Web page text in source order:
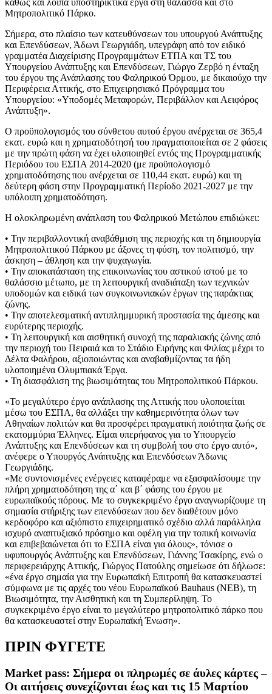
Μητροπολιτικό Πάρκο.
Σήμερα, στο πλαίσιο των κατευθύνσεων του υπουργού Ανάπτυξης
και Επενδύσεων, Άδωνι Γεωργιάδη, υπεγράφη από τον ειδικό
γραμματέα Διαχείρισης Προγραμμάτων ΕΤΠΑ και ΤΣ του
Υπουργείου Ανάπτυξης και Επενδύσεων, Γιώργο Ζερβό η ένταξη
του έργου της Ανάπλασης του Φαληρικού Όρμου, με δικαιούχο την
Περιφέρεια Αττικής, στο Επιχειρησιακό Πρόγραμμα του
Υπουργείου: «Υποδομές Μεταφορών, Περιβάλλον και Αειφόρος
Ανάπτυξη».
Ο προϋπολογισμός του σύνθετου αυτού έργου ανέρχεται σε 365,4
εκατ. ευρώ και η χρηματοδότησή του πραγματοποιείται σε 2 φάσεις
με την πρώτη φάση να έχει υλοποιηθεί εντός της Προγραμματικής
Περιόδου του ΕΣΠΑ 2014-2020 (με προϋπολογισμό
χρηματοδότησης που ανέρχεται σε 110,44 εκατ. ευρώ) και τη
δεύτερη φάση στην Προγραμματική Περίοδο 2021-2027 με την
υπόλοιπη χρηματοδότηση.
Η ολοκληρωμένη ανάπλαση του Φαληρικού Μετώπου επιδιώκει:
• Την περιβαλλοντική αναβάθμιση της περιοχής και τη δημιουργία
Μητροπολιτικού Πάρκου με άξονες τη φύση, τον πολιτισμό, την
άσκηση – άθληση και την ψυχαγωγία.
• Την αποκατάσταση της επικοινωνίας του αστικού ιστού με το
θαλάσσιο μέτωπο, με τη λειτουργική αναδιάταξη των τεχνικών
υποδομών και ειδικά των συγκοινωνιακών έργων της παράκτιας
ζώνης.
• Την αποτελεσματική αντιπλημμυρική προστασία της άμεσης και
ευρύτερης περιοχής.
• Τη λειτουργική και αισθητική συνοχή της παραλιακής ζώνης από
την περιοχή του Πειραιά και το Στάδιο Ειρήνης και Φιλίας μέχρι το
Δέλτα Φαλήρου, αξιοποιώντας και αναβαθμίζοντας τα ήδη
υλοποιημένα Ολυμπιακά Έργα.
• Τη διασφάλιση της βιωσιμότητας του Μητροπολιτικού Πάρκου.
«Το μεγαλύτερο έργο ανάπλασης της Αττικής που υλοποιείται
μέσω του ΕΣΠΑ, θα αλλάξει την καθημερινότητα όλων των
Αθηναίων πολιτών και θα προσφέρει πραγματική ποιότητα ζωής σε
εκατομμύρια Έλληνες. Είμαι υπερήφανος για το Υπουργείο
Ανάπτυξης και Επενδύσεων και τη συμβολή του στο έργο αυτό»,
ανέφερε ο Υπουργός Ανάπτυξης και Επενδύσεων Άδωνις
Γεωργιάδης.
«Με συντονισμένες ενέργειες καταφέραμε να εξασφαλίσουμε την
πλήρη χρηματοδότηση της α΄ και β΄ φάσης του έργου με
ευρωπαϊκούς πόρους. Με το συγκεκριμένο έργο αναγνωρίζουμε τη
σημασία στήριξης των επενδύσεων που δεν διαθέτουν μόνο
κερδοφόρο και αξιόπιστο επιχειρηματικό σχέδιο αλλά παράλληλα
ισχυρό αναπτυξιακό πρόσημο και οφέλη για την τοπική κοινωνία
και επιβεβαιώνεται ότι το ΕΣΠΑ είναι για όλους», τόνισε ο
υφυπουργός Ανάπτυξης και Επενδύσεων, Γιάννης Τσακίρης, ενώ ο
περιφερειάρχης Αττικής, Γιώργος Πατούλης σημείωσε ότι δήλωσε:
«ένα έργο σημαία για την Ευρωπαϊκή Επιτροπή θα κατασκευαστεί
σύμφωνα με τις αρχές του νέου Ευρωπαϊκού Bauhaus (NEB), τη
Βιωσιμότητα, την Αισθητική και τη Συμπερίληψη. Το
συγκεκριμένο έργο είναι το μεγαλύτερο μητροπολιτικό πάρκο που
θα κατασκευαστεί στην Ευρωπαϊκή Ένωση».
ΠΡΙΝ ΦΥΓΕΤΕ
Market pass: Σήμερα οι πληρωμές σε άυλες κάρτες –
Οι αιτήσεις συνεχίζονται έως και τις 15 Μαρτίου